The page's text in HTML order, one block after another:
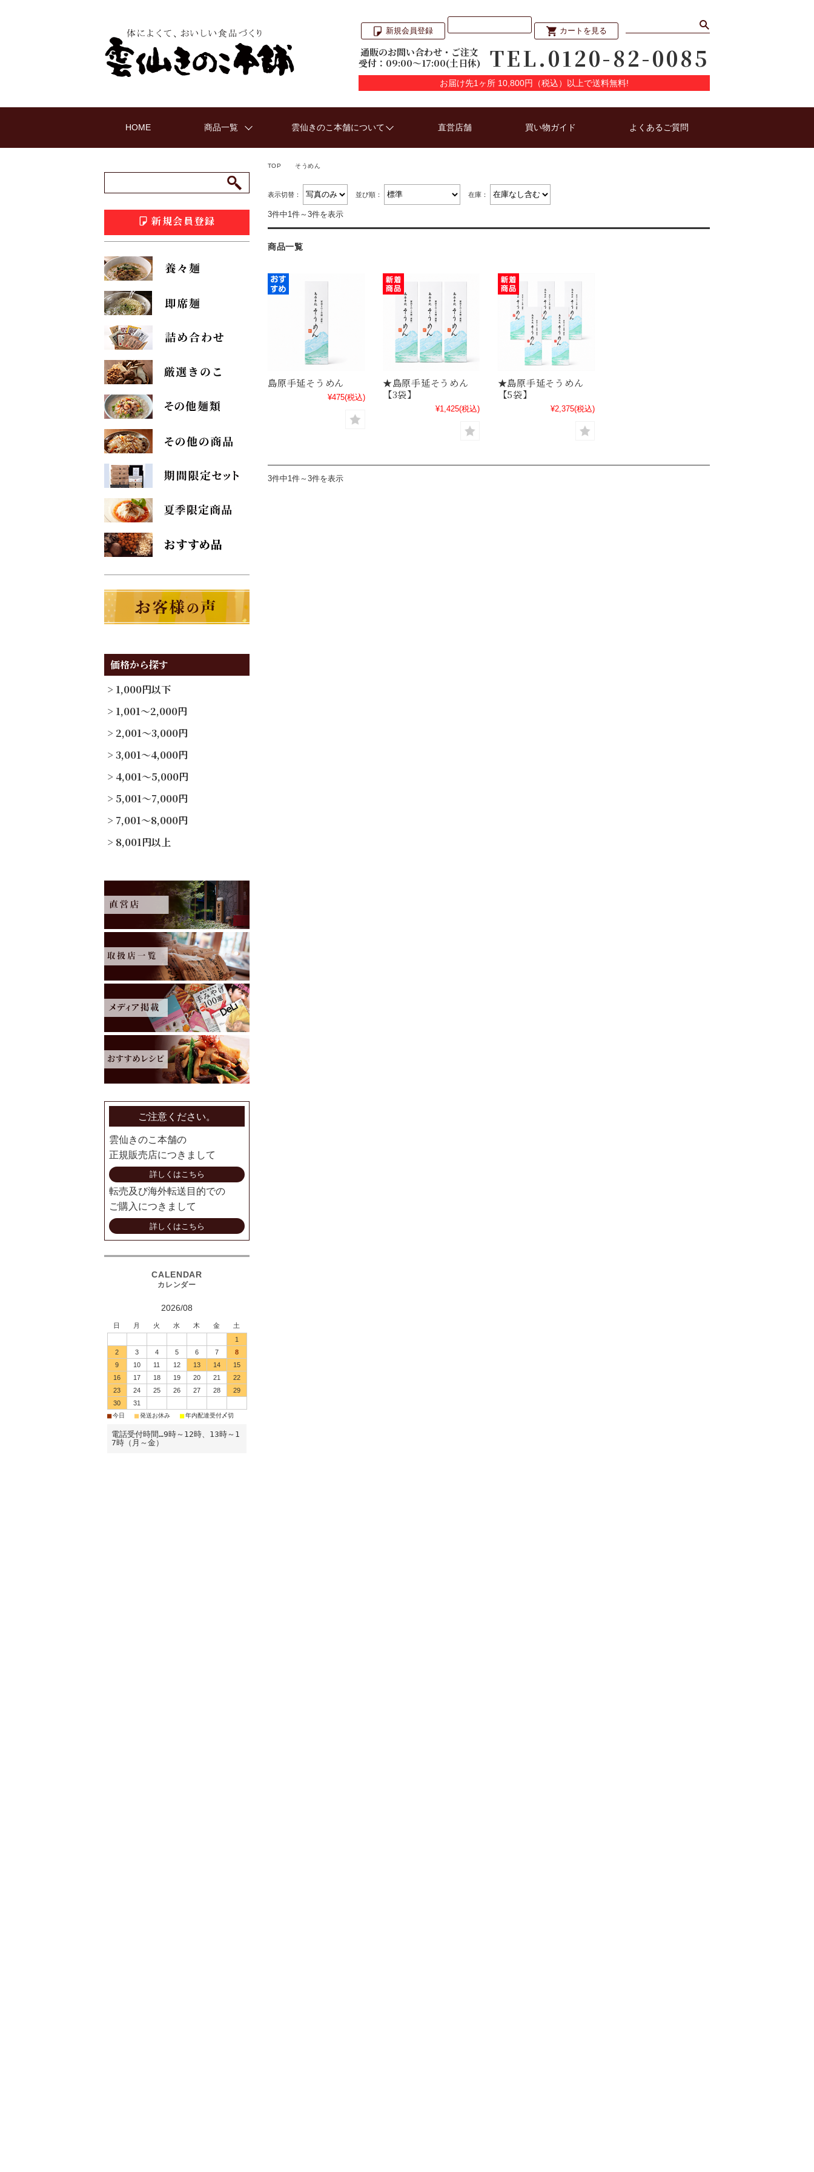
新規会員登録 カートを見る
通販のお問い合わせ・ご注文
受付：09:00〜17:00(土日休)
TEL.0120-82-0085
お届け先1ヶ所 10,800円（税込）以上で送料無料!
HOME 商品一覧 雲仙きのこ本舗について 直営店舗 買い物ガイド よくあるご質問
TOP そうめん
表示切替： 並び順： 在庫：
3件中1件～3件を表示
商品一覧
島原手延そうめん
¥475(税込)
★島原手延そうめん
【3袋】
¥1,425(税込)
★島原手延そうめん
【5袋】
¥2,375(税込)
3件中1件～3件を表示
新規会員登録
価格から探す
1,000円以下
1,001～2,000円
2,001～3,000円
3,001～4,000円
4,001～5,000円
5,001～7,000円
7,001～8,000円
8,001円以上
ご注意ください。
雲仙きのこ本舗の
正規販売店につきまして
詳しくはこちら
転売及び海外転送目的での
ご購入につきまして
詳しくはこちら
2026/08
日 月 火 水 木 金
土
1
2
3 4 5 6 7
8
9
10 11 12 13 14
15
16
17 18 19 20 21
22
23
24 25 26 27 28
29
30
31
■ 今日 ■ 発送お休み ■ 年内配達受付〆切
電話受付時間…9時～12時、13時～1
7時（月～金）